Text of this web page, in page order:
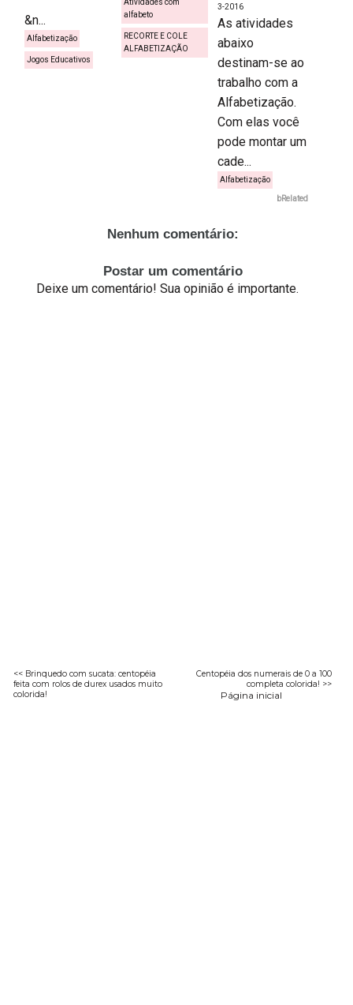
&n...
Alfabetização
Jogos Educativos
alfabeto
RECORTE E COLE
ALFABETIZAÇÃO
3-2016
As atividades
abaixo
destinam-se ao
trabalho com a
Alfabetização.
Com elas você
pode montar um
cade...
Alfabetização
bRelated
Nenhum comentário:
Postar um comentário
Deixe um comentário! Sua opinião é importante.
<< Brinquedo com sucata: centopéia
feita com rolos de durex usados muito
colorida!
Centopéia dos numerais de 0 a 100
completa colorida! >>
Página inicial